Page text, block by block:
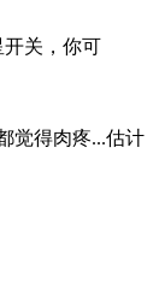
关，你可
觉得肉疼...估计